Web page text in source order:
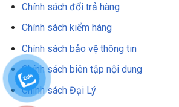
Chính sách đổi trả hàng
Chính sách kiểm hàng
Chính sách bảo vệ thông tin
Chính sách biên tập nội dung
Chính sách Đại Lý